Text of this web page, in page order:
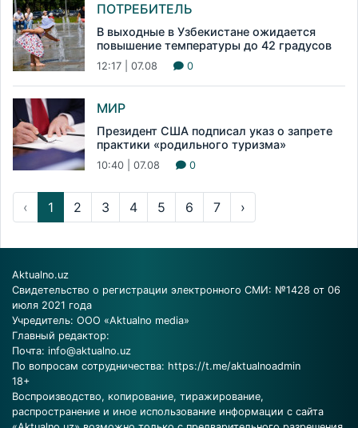
ПОТРЕБИТЕЛЬ
В выходные в Узбекистане ожидается
повышение температуры до 42 градусов
12:17 | 07.08 0
МИР
Президент США подписал указ о запрете
практики «родильного туризма»
10:40 | 07.08 0
‹ 1 2 3 4 5 6 7 ›
Aktualno.uz
Свидетельство о регистрации электронного СМИ: №1428 от 06
июля 2021 года
Учредитель: ООО «Aktualno media»
Главный редактор:
Почта: info@aktualno.uz
По вопросам сотрудничества: https://t.me/aktualnoadmin
18+
Воспроизводство, копирование, тиражирование,
распространение и иное использование информации с сайта